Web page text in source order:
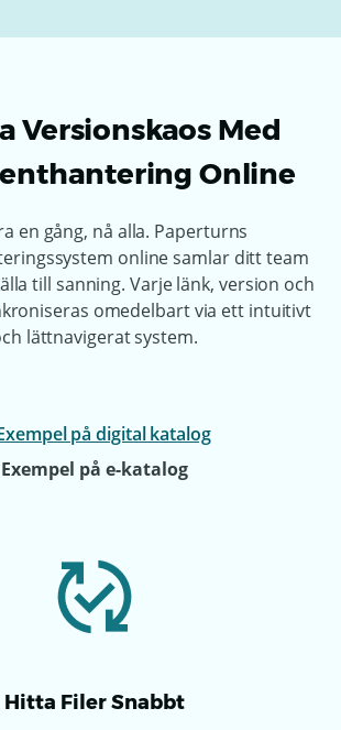
Versionskaos Med
Online
en gång, nå alla. Paperturns
online samlar ditt team
till sanning. Varje länk, version och
omedelbart via ett intuitivt
lättnavigerat system.
Exempel på e-katalog
Hitta Filer Snabbt